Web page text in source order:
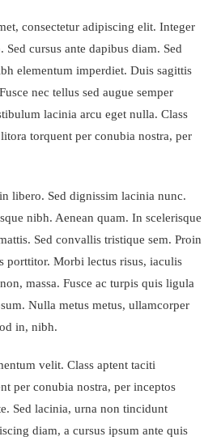
consectetur adipiscing elit. Integer
Sed cursus ante dapibus diam. Sed
elementum imperdiet. Duis sagittis
nec tellus sed augue semper
lacinia arcu eget nulla. Class
torquent per conubia nostra, per
libero. Sed dignissim lacinia nunc.
nibh. Aenean quam. In scelerisque
Sed convallis tristique sem. Proin
porttitor. Morbi lectus risus, iaculis
massa. Fusce ac turpis quis ligula
Nulla metus metus, ullamcorper
in, nibh.
velit. Class aptent taciti
per conubia nostra, per inceptos
Sed lacinia, urna non tincidunt
diam, a cursus ipsum ante quis